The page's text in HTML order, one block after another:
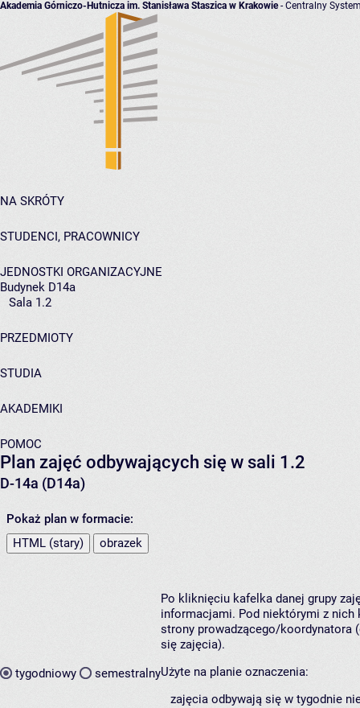
Akademia Górniczo-Hutnicza im. Stanisława Staszica w Krakowie- Centralny
NA SKRÓTY
STUDENCI, PRACOWNICY
JEDNOSTKI ORGANIZACYJNE
Budynek D14a
Sala 1.2
PRZEDMIOTY
STUDIA
AKADEMIKI
POMOC
Plan zajęć odbywających się w sali 1.2
D-14a (D14a)
Pokaż plan w formacie:
HTML (stary)
obrazek
tygodniowy semestralny
Po kliknięciu kafelka danej grupy
informacjami. Pod niektórymi z nich
strony prowadzącego/koordynatora
się zajęcia).
Użyte na planie oznaczenia:
zajęcia odbywają się w tygodnie